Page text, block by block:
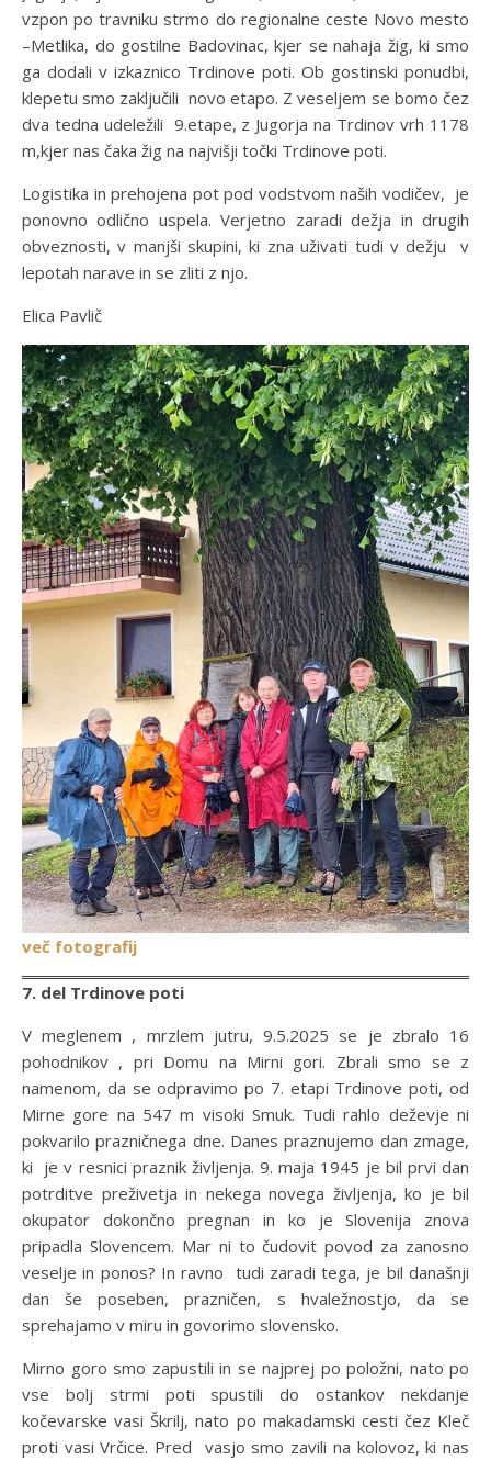
vzpon po travniku strmo do regionalne ceste Novo mesto
–Metlika, do gostilne Badovinac, kjer se nahaja žig, ki smo
ga dodali v izkaznico Trdinove poti. Ob gostinski ponudbi,
klepetu smo zaključili novo etapo. Z veseljem se bomo čez
dva tedna udeležili 9.etape, z Jugorja na Trdinov vrh 1178
m,kjer nas čaka žig na najvišji točki Trdinove poti.
Logistika in prehojena pot pod vodstvom naših vodičev, je
ponovno odlično uspela. Verjetno zaradi dežja in drugih
obveznosti, v manjši skupini, ki zna uživati tudi v dežju v
lepotah narave in se zliti z njo.
Elica Pavlič
več fotografij
7. del Trdinove poti
V meglenem , mrzlem jutru, 9.5.2025 se je zbralo 16
pohodnikov , pri Domu na Mirni gori. Zbrali smo se z
namenom, da se odpravimo po 7. etapi Trdinove poti, od
Mirne gore na 547 m visoki Smuk. Tudi rahlo deževje ni
pokvarilo prazničnega dne. Danes praznujemo dan zmage,
ki je v resnici praznik življenja. 9. maja 1945 je bil prvi dan
potrditve preživetja in nekega novega življenja, ko je bil
okupator dokončno pregnan in ko je Slovenija znova
pripadla Slovencem. Mar ni to čudovit povod za zanosno
veselje in ponos? In ravno tudi zaradi tega, je bil današnji
dan še poseben, prazničen, s hvaležnostjo, da se
sprehajamo v miru in govorimo slovensko.
Mirno goro smo zapustili in se najprej po položni, nato po
vse bolj strmi poti spustili do ostankov nekdanje
kočevarske vasi Škrilj, nato po makadamski cesti čez Kleč
proti vasi Vrčice. Pred vasjo smo zavili na kolovoz, ki nas